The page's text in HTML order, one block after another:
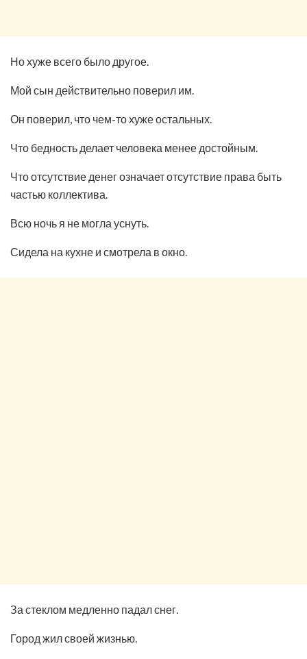
Но хуже всего было другое.
Мой сын действительно поверил им.
Он поверил, что чем-то хуже остальных.
Что бедность делает человека менее достойным.
Что отсутствие денег означает отсутствие права быть
частью коллектива.
Всю ночь я не могла уснуть.
Сидела на кухне и смотрела в окно.
За стеклом медленно падал снег.
Город жил своей жизнью.